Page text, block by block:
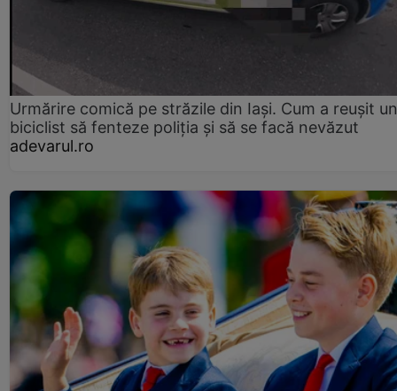
Urmărire comică pe străzile din Iași. Cum a reușit un
biciclist să fenteze poliția și să se facă nevăzut
adevarul.ro